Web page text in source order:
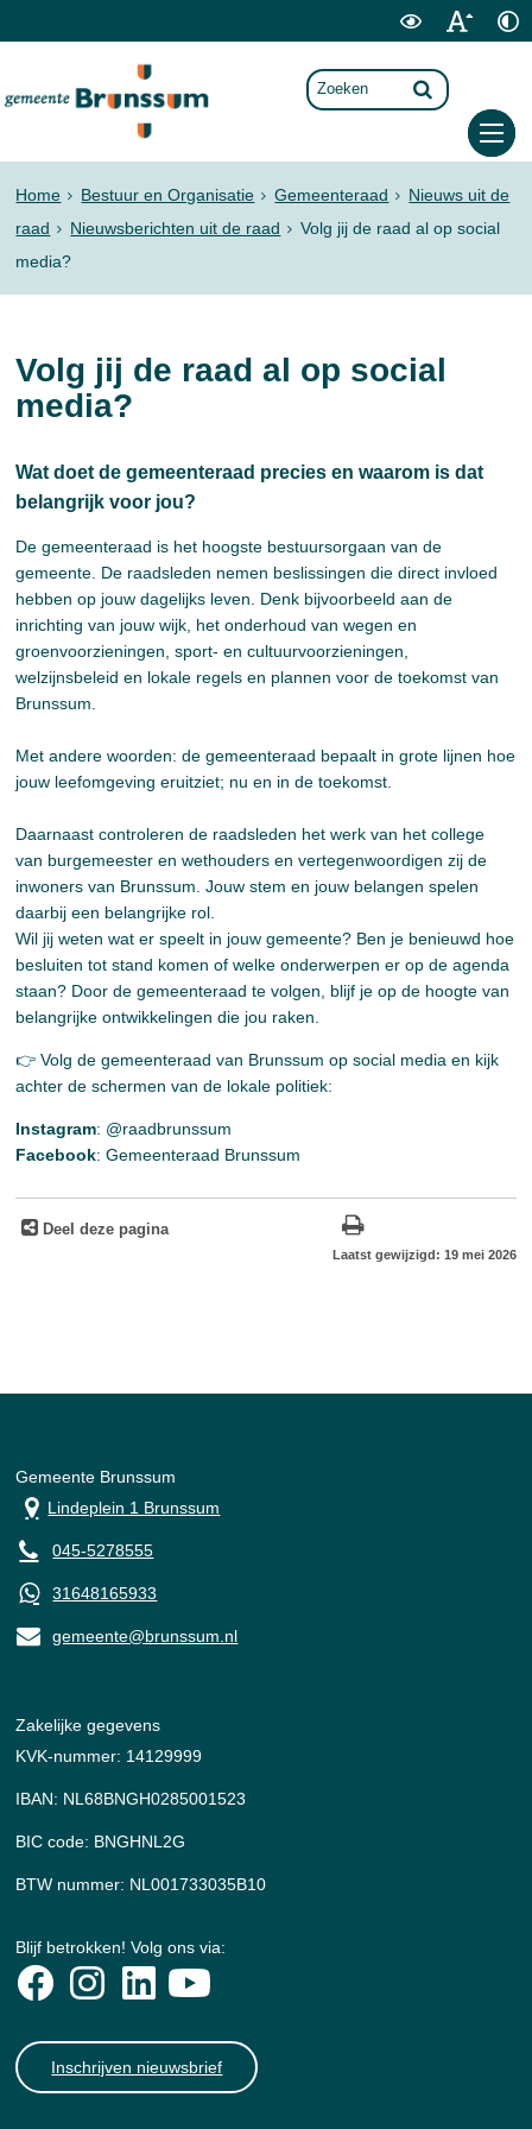
Home Bestuur en Organisatie Gemeenteraad
Nieuws uit de
raad
Nieuwsberichten uit de raad
Volg jij de raad al op social
media?
Volg jij de raad al op social
media?
Wat doet de gemeenteraad precies en waarom is dat
belangrijk voor jou?
De gemeenteraad is het hoogste bestuursorgaan van de
gemeente. De raadsleden nemen beslissingen die direct invloed
hebben op jouw dagelijks leven. Denk bijvoorbeeld aan de
inrichting van jouw wijk, het onderhoud van wegen en
groenvoorzieningen, sport- en cultuurvoorzieningen,
welzijnsbeleid en lokale regels en plannen voor de toekomst van
Brunssum.
Met andere woorden: de gemeenteraad bepaalt in grote lijnen hoe
jouw leefomgeving eruitziet; nu en in de toekomst.
Daarnaast controleren de raadsleden het werk van het college
van burgemeester en wethouders en vertegenwoordigen zij de
inwoners van Brunssum. Jouw stem en jouw belangen spelen
daarbij een belangrijke rol.
Wil jij weten wat er speelt in jouw gemeente? Ben je benieuwd hoe
besluiten tot stand komen of welke onderwerpen er op de agenda
staan? Door de gemeenteraad te volgen, blijf je op de hoogte van
belangrijke ontwikkelingen die jou raken.
👉 Volg de gemeenteraad van Brunssum op social media en kijk
achter de schermen van de lokale politiek:
Instagram: @raadbrunssum
Facebook: Gemeenteraad Brunssum
Deel deze pagina
Laatst gewijzigd: 19 mei 2026
Gemeente Brunssum
Lindeplein 1 Brunssum
045-5278555
31648165933
gemeente@brunssum.nl
Zakelijke gegevens
KVK-nummer: 14129999
IBAN: NL68BNGH0285001523
BIC code: BNGHNL2G
BTW nummer: NL001733035B10
Blijf betrokken! Volg ons via:
Inschrijven nieuwsbrief